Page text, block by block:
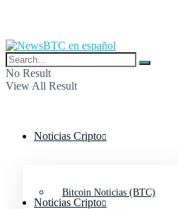
No Result
View All Result
Noticias Cripto
Bitcoin Noticias (BTC)
Noticias Cripto